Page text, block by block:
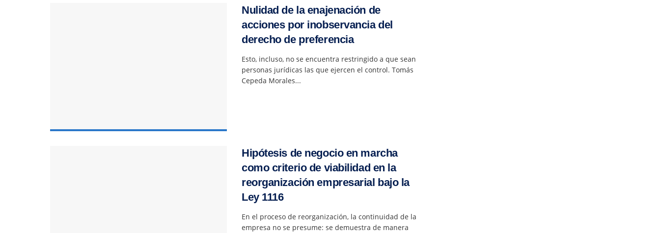
Nulidad de la enajenación de
acciones por inobservancia del
derecho de preferencia
Esto, incluso, no se encuentra restringido a que sean
personas jurídicas las que ejercen el control. Tomás
Cepeda Morales...
Hipótesis de negocio en marcha
como criterio de viabilidad en la
reorganización empresarial bajo la
Ley 1116
En el proceso de reorganización, la continuidad de la
empresa no se presume: se demuestra de manera